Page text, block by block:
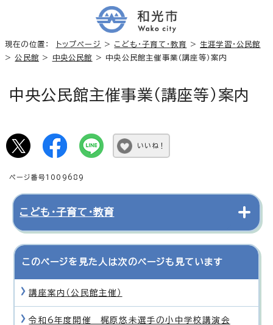
現在の位置： トップページ > こども・子育て・教育 > 生涯学習・公民館
>公民館 > 中央公民館 > 中央公民館主催事業（講座等）案内
中央公民館主催事業（講座等）案内
いいね！
ページ番号1009689
こども・子育て・教育
このページを見た人は次のページも見ています
講座案内（公民館主催）
令和6年度開催 梶原悠未選手の小中学校講演会